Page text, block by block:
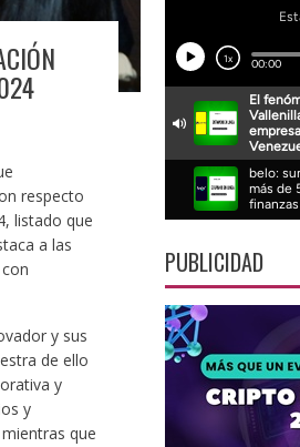
respecto
listado que
a las
y sus
de ello
y
y
que
PUBLICIDAD